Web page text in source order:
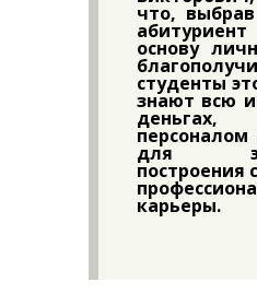
что,
основу
студенты
знают всю
деньгах,
для
построения
карьеры.